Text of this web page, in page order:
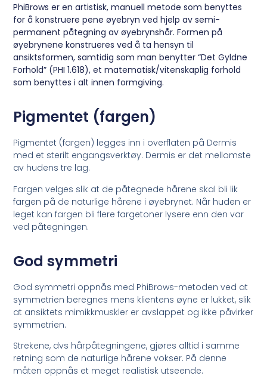
PhiBrows er en artistisk, manuell metode som benyttes
for å konstruere pene øyebryn ved hjelp av semi-
permanent påtegning av øyebrynshår. Formen på
øyebrynene konstrueres ved å ta hensyn til
ansiktsformen, samtidig som man benytter “Det Gyldne
Forhold” (PHI 1.618), et matematisk/vitenskaplig forhold
som benyttes i alt innen formgiving.
Pigmentet (fargen)
Pigmentet (fargen) legges inn i overflaten på Dermis
med et sterilt engangsverktøy. Dermis er det mellomste
av hudens tre lag.
Fargen velges slik at de påtegnede hårene skal bli lik
fargen på de naturlige hårene i øyebrynet. Når huden er
leget kan fargen bli flere fargetoner lysere enn den var
ved påtegningen.
God symmetri
God symmetri oppnås med PhiBrows-metoden ved at
symmetrien beregnes mens klientens øyne er lukket, slik
at ansiktets mimikkmuskler er avslappet og ikke påvirker
symmetrien.
Strekene, dvs hårpåtegningene, gjøres alltid i samme
retning som de naturlige hårene vokser. På denne
måten oppnås et meget realistisk utseende.